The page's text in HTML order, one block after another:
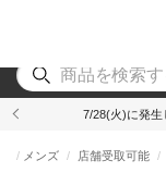
7/28(火)に発
メンズ 店舗受取可能